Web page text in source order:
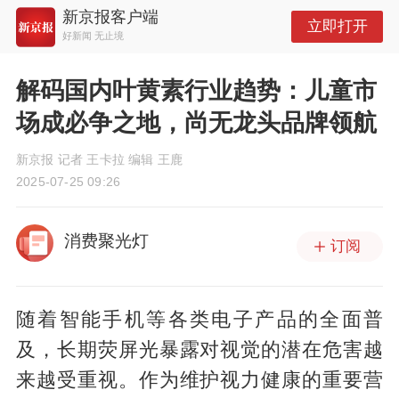
新京报客户端
好新闻 无止境
立即打开
解码国内叶黄素行业趋势：儿童市
场成必争之地，尚无龙头品牌领航
新京报 记者 王卡拉 编辑 王鹿
2025-07-25 09:26
消费聚光灯 订阅
随着智能手机等各类电子产品的全面普
及，长期荧屏光暴露对视觉的潜在危害越
来越受重视。作为维护视力健康的重要营